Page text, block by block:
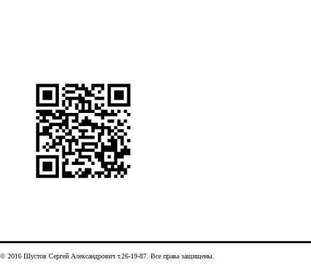
© 2016 Шустов Сергей Александрович т.26-19-87. Все права защищены.